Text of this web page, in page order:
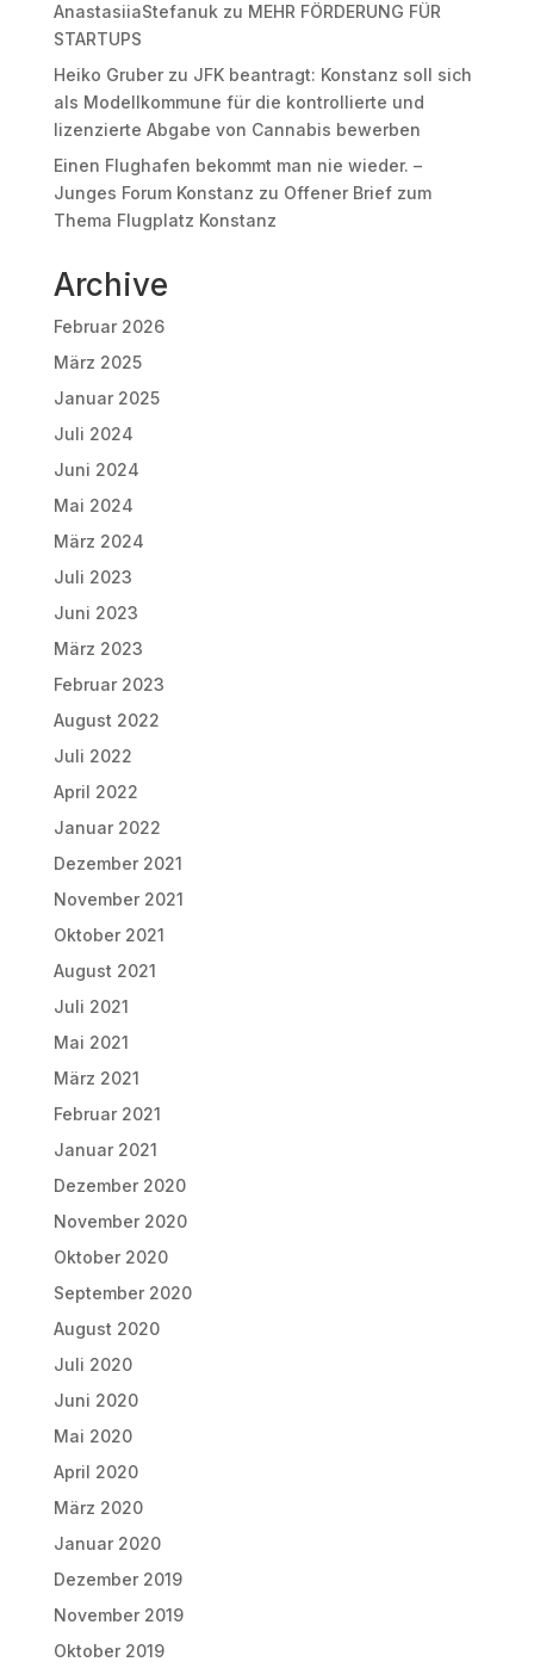
AnastasiiaStefanuk zu MEHR FÖRDERUNG FÜR
STARTUPS
Heiko Gruberzu JFK beantragt: Konstanz soll sich
als Modellkommune für die kontrollierte und
lizenzierte Abgabe von Cannabis bewerben
Einen Flughafen bekommt man nie wieder. –
Junges Forum Konstanz zu Offener Brief zum
Thema Flugplatz Konstanz
Archive
Februar 2026
März 2025
Januar 2025
Juli 2024
Juni 2024
Mai 2024
März 2024
Juli 2023
Juni 2023
März 2023
Februar 2023
August 2022
Juli 2022
April 2022
Januar 2022
Dezember 2021
November 2021
Oktober 2021
August 2021
Juli 2021
Mai 2021
März 2021
Februar 2021
Januar 2021
Dezember 2020
November 2020
Oktober 2020
September 2020
August 2020
Juli 2020
Juni 2020
Mai 2020
April 2020
März 2020
Januar 2020
Dezember 2019
November 2019
Oktober 2019